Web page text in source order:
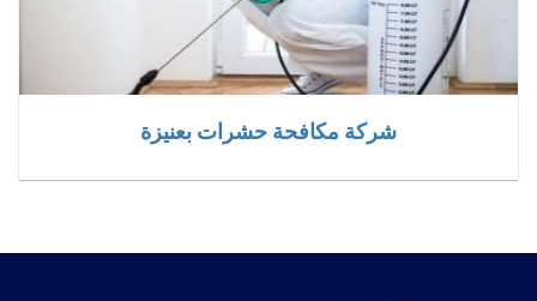
شركة مكافحة حشرات بعنيزة